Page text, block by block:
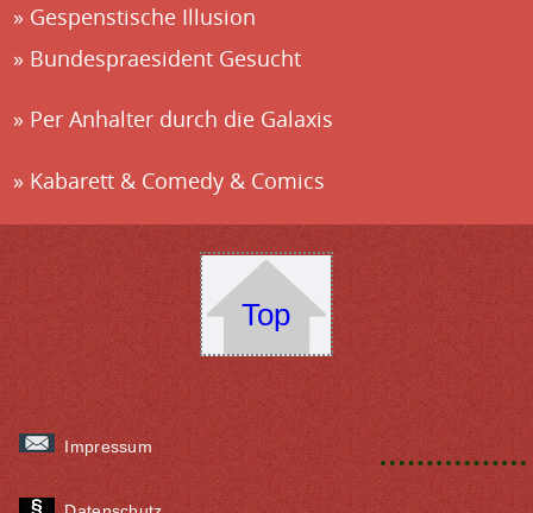
Gespenstische Illusion
Bundespraesident Gesucht
Per Anhalter durch die Galaxis
Kabarett & Comedy & Comics
Top
Impressum